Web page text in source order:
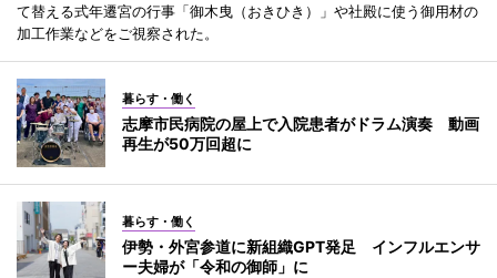
て替える式年遷宮の行事「御木曳（おきひき）」や社殿に使う御用材の
加工作業などをご視察された。
暮らす・働く
志摩市民病院の屋上で入院患者がドラム演奏 動画
再生が50万回超に
暮らす・働く
伊勢・外宮参道に新組織GPT発足 インフルエンサ
ー夫婦が「令和の御師」に